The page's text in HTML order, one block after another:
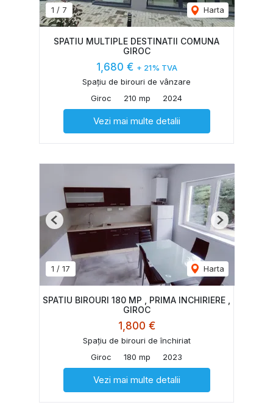
1 / 7 Harta
SPATIU MULTIPLE DESTINATII COMUNA
GIROC
1,680 € + 21% TVA
Spațiu de birouri de vânzare
Giroc
210 mp 2024
Vezi mai multe detalii
1 / 17 Harta
Previous Next
SPATIU BIROURI 180 MP , PRIMA INCHIRIERE ,
GIROC
1,800 €
Spațiu de birouri de închiriat
Giroc
180 mp 2023
Vezi mai multe detalii